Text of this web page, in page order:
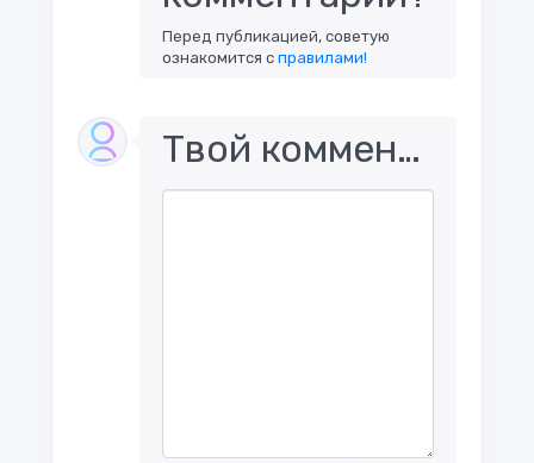
Перед публикацией, советую
ознакомится справилами!
Твой комментарий..